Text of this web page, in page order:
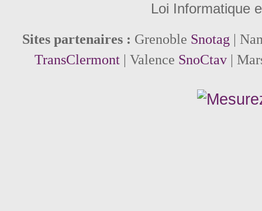
Loi Informatique
Sites partenaires : Grenoble Snotag |
TransClermont| Valence SnoCtav|